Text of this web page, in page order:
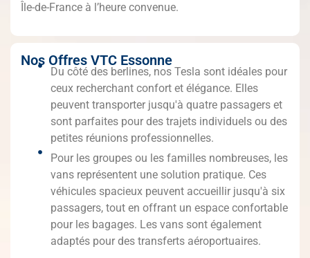
Île-de-France à l’heure convenue.
Nos Offres VTC Essonne
Du côté des berlines, nos Tesla sont idéales pour
ceux recherchant confort et élégance. Elles
peuvent transporter jusqu'à quatre passagers et
sont parfaites pour des trajets individuels ou des
petites réunions professionnelles.
Pour les groupes ou les familles nombreuses, les
vans représentent une solution pratique. Ces
véhicules spacieux peuvent accueillir jusqu'à six
passagers, tout en offrant un espace confortable
pour les bagages. Les vans sont également
adaptés pour des transferts aéroportuaires.